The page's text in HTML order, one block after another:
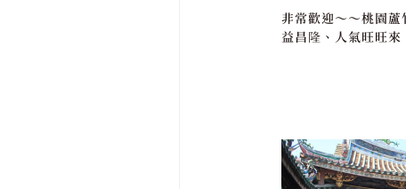
非常歡迎～～桃園
益昌隆、人氣旺旺